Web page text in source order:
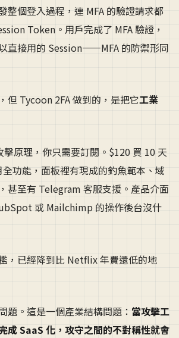
整個登入過程，連 MFA 的驗證請求都
Token。用戶完成了 MFA 驗證，
直接用的 Session——MFA 的防禦形同
但 Tycoon 2FA 做到的，是把它工業
原理，你只需要訂閱。$120 買 10 天
功能，面板裡有現成的釣魚範本、域
甚至有 Telegram 客服支援。產品介面
或 Mailchimp 的操作後台沒什
，已經降到比 Netflix 年費還低的地
題。這是一個產業結構問題： 當攻擊工
成 SaaS 化，攻守之間的不對稱性就會